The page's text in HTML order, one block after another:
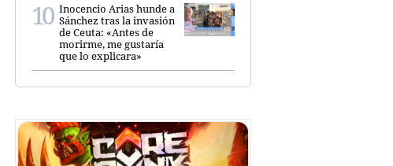
Inocencio Arias hunde a
Sánchez tras la invasión
de Ceuta: «Antes de
morirme, me gustaría
que lo explicara»